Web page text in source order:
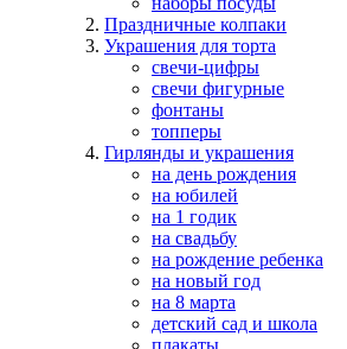
Праздничные колпаки
Украшения для торта
свечи-цифры
свечи фигурные
фонтаны
топперы
Гирлянды и украшения
на день рождения
на юбилей
на 1 годик
на свадьбу
на рождение ребенка
на новый год
на 8 марта
детский сад и школа
плакаты